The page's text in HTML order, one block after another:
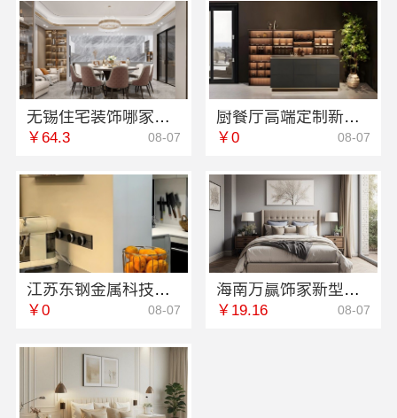
无锡住宅装饰哪家好，无锡亿莱居装饰工程材料有限公司
￥64.3 08-07
厨餐厅高端定制新中式多少钱-江苏东钢金属家居有限公司
￥0 08-07
江苏东钢金属科技有限公司304不锈钢家具全国地址
￥0 08-07
海南万赢饰家新型建筑材料有限公司透明明细报价
￥19.16 08-07